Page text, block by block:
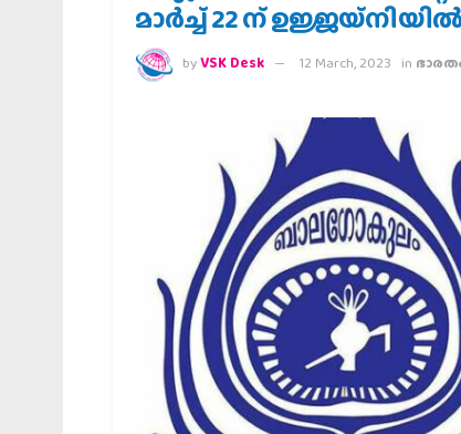
മാര്‍ച്ച് 22 ന്
byVSK Desk 12 March, 2023 in